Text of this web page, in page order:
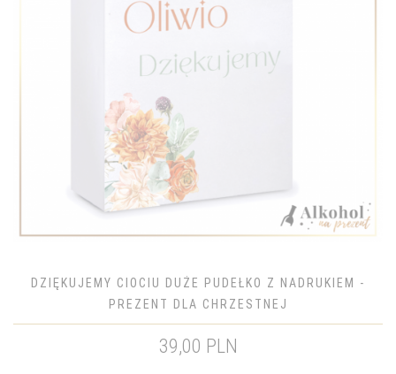
DZIĘKUJEMY CIOCIU DUŻE PUDEŁKO Z NADRUKIEM -
PREZENT DLA CHRZESTNEJ
39,00 PLN